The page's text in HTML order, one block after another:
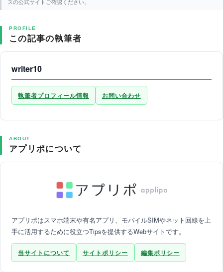
PROFILE
この記事の執筆者
writer10
執筆者プロフィール情報 お問い合わせ
ABOUT
アプリポについて
アプリポはスマホ端末や有名アプリ、モバイルSIMやネット回線を上
手に活用するために役立つTipsを提供するWebサイトです。
当サイトについて サイトポリシー 編集ポリシー